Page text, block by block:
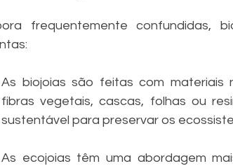
frequentemente confundidas,
As biojoias são feitas com materiais
fibras vegetais, cascas, folhas ou
sustentável para preservar os
As ecojoias têm uma abordagem